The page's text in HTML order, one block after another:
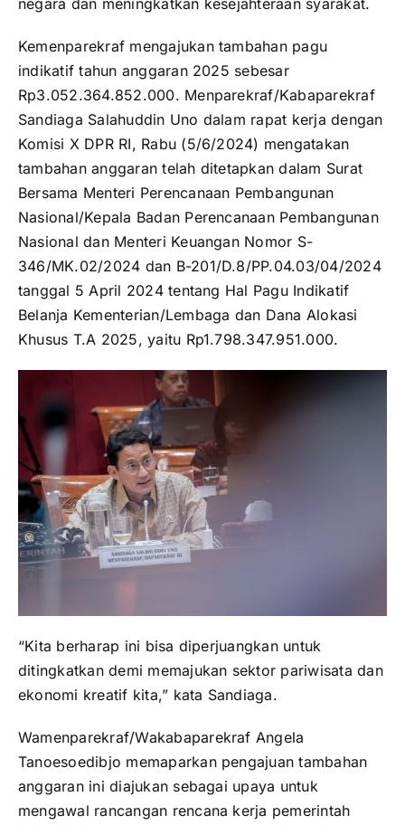
negara dan meningkatkan kesejahteraan syarakat.
Kemenparekraf mengajukan tambahan pagu
indikatif tahun anggaran 2025 sebesar
Rp3.052.364.852.000. Menparekraf/Kabaparekraf
Sandiaga Salahuddin Uno dalam rapat kerja dengan
Komisi X DPR RI, Rabu (5/6/2024) mengatakan
tambahan anggaran telah ditetapkan dalam Surat
Bersama Menteri Perencanaan Pembangunan
Nasional/Kepala Badan Perencanaan Pembangunan
Nasional dan Menteri Keuangan Nomor S-
346/MK.02/2024 dan B-201/D.8/PP.04.03/04/2024
tanggal 5 April 2024 tentang Hal Pagu Indikatif
Belanja Kementerian/Lembaga dan Dana Alokasi
Khusus T.A 2025, yaitu Rp1.798.347.951.000.
“Kita berharap ini bisa diperjuangkan untuk
ditingkatkan demi memajukan sektor pariwisata dan
ekonomi kreatif kita,” kata Sandiaga.
Wamenparekraf/Wakabaparekraf Angela
Tanoesoedibjo memaparkan pengajuan tambahan
anggaran ini diajukan sebagai upaya untuk
mengawal rancangan rencana kerja pemerintah